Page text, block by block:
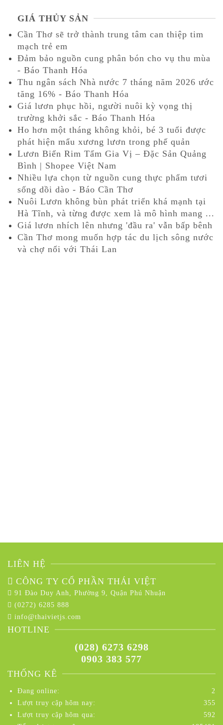
GIÁ THỦY SẢN
Cần Thơ sẽ trở thành trung tâm can thiệp tim
mạch trẻ em
Đảm bảo nguồn cung phân bón cho vụ thu mùa
- Báo Thanh Hóa
Thu ngân sách Nhà nước 7 tháng năm 2026 ước
tăng 16% - Báo Thanh Hóa
Giá lươn phục hồi, người nuôi kỳ vọng thị
trường khởi sắc - Báo Thanh Hóa
Ho hơn một tháng không khỏi, bé 3 tuổi được
phát hiện mẩu xương lươn trong phế quản
Lươn Biển Rim Tẩm Gia Vị – Đặc Sản Quảng
Bình | Shopee Việt Nam
Nhiều lựa chọn từ nguồn cung thực phẩm tươi
sống dồi dào - Báo Cần Thơ
Nuôi Lươn không bùn phát triển khá mạnh tại
Hà Tĩnh, và từng được xem là mô hình mang ...
Giá lươn nhích lên nhưng 'đầu ra' vẫn bấp bênh
Cần Thơ mong muốn hợp tác du lịch sông nước
và chợ nổi với Thái Lan
LIÊN HỆ
CÔNG TY CỔ PHẦN THÁI VIỆT
91 Đào Duy Anh, Phường 9, Quận Phú Nhuận
(0272) 6285 888
info@thaivietjs.com
HOTLINE
(028) 6273 6298
0903 383 577
THỐNG KÊ
2
Đang online:
355
Lượt truy cập hôm nay:
592
Lượt truy cập hôm qua: